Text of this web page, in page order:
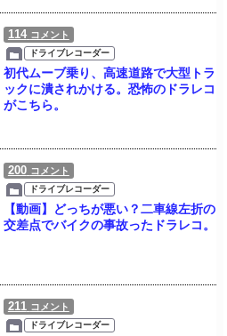
114 コメント
ドライブレコーダー
初代ムーブ乗り、高速道路で大型トラ
ックに潰されかける。恐怖のドラレコ
がこちら。
200 コメント
ドライブレコーダー
【動画】どっちが悪い？二車線左折の
交差点でバイクの事故ったドラレコ。
211 コメント
ドライブレコーダー